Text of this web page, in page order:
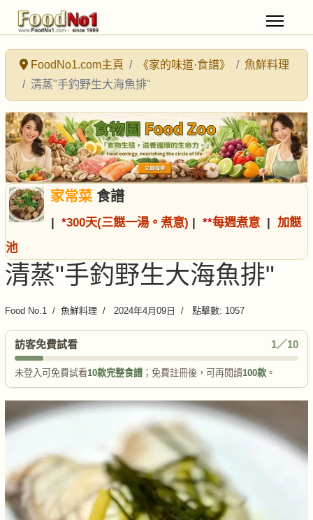
FoodNo1.com主頁 《家的味道·食譜》
魚鮮料理
清蒸"手釣野生大海魚排"
家常菜食譜
| *300天(三餸一湯。煮意) | **每週煮意 | 加餸
池
清蒸"手釣野生大海魚排"
Food No.1 魚鮮料理 2024年4月09日 點擊數: 1057
訪客免費試看 1／10
未登入可免費試看10款完整食譜 ；免費註冊後，可再閱讀100款 。